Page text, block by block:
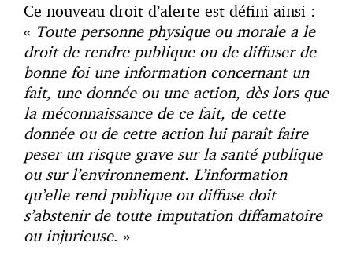
Ce nouveau droit d’alerte est défini ainsi :
« Toute personne physique ou morale a le
droit de rendre publique ou de diffuser de
bonne foi une information concernant un
fait, une donnée ou une action, dès lors que
la méconnaissance de ce fait, de cette
donnée ou de cette action lui paraît faire
peser un risque grave sur la santé publique
ou sur l’environnement. L’information
qu’elle rend publique ou diffuse doit
s’abstenir de toute imputation diffamatoire
ou injurieuse. »